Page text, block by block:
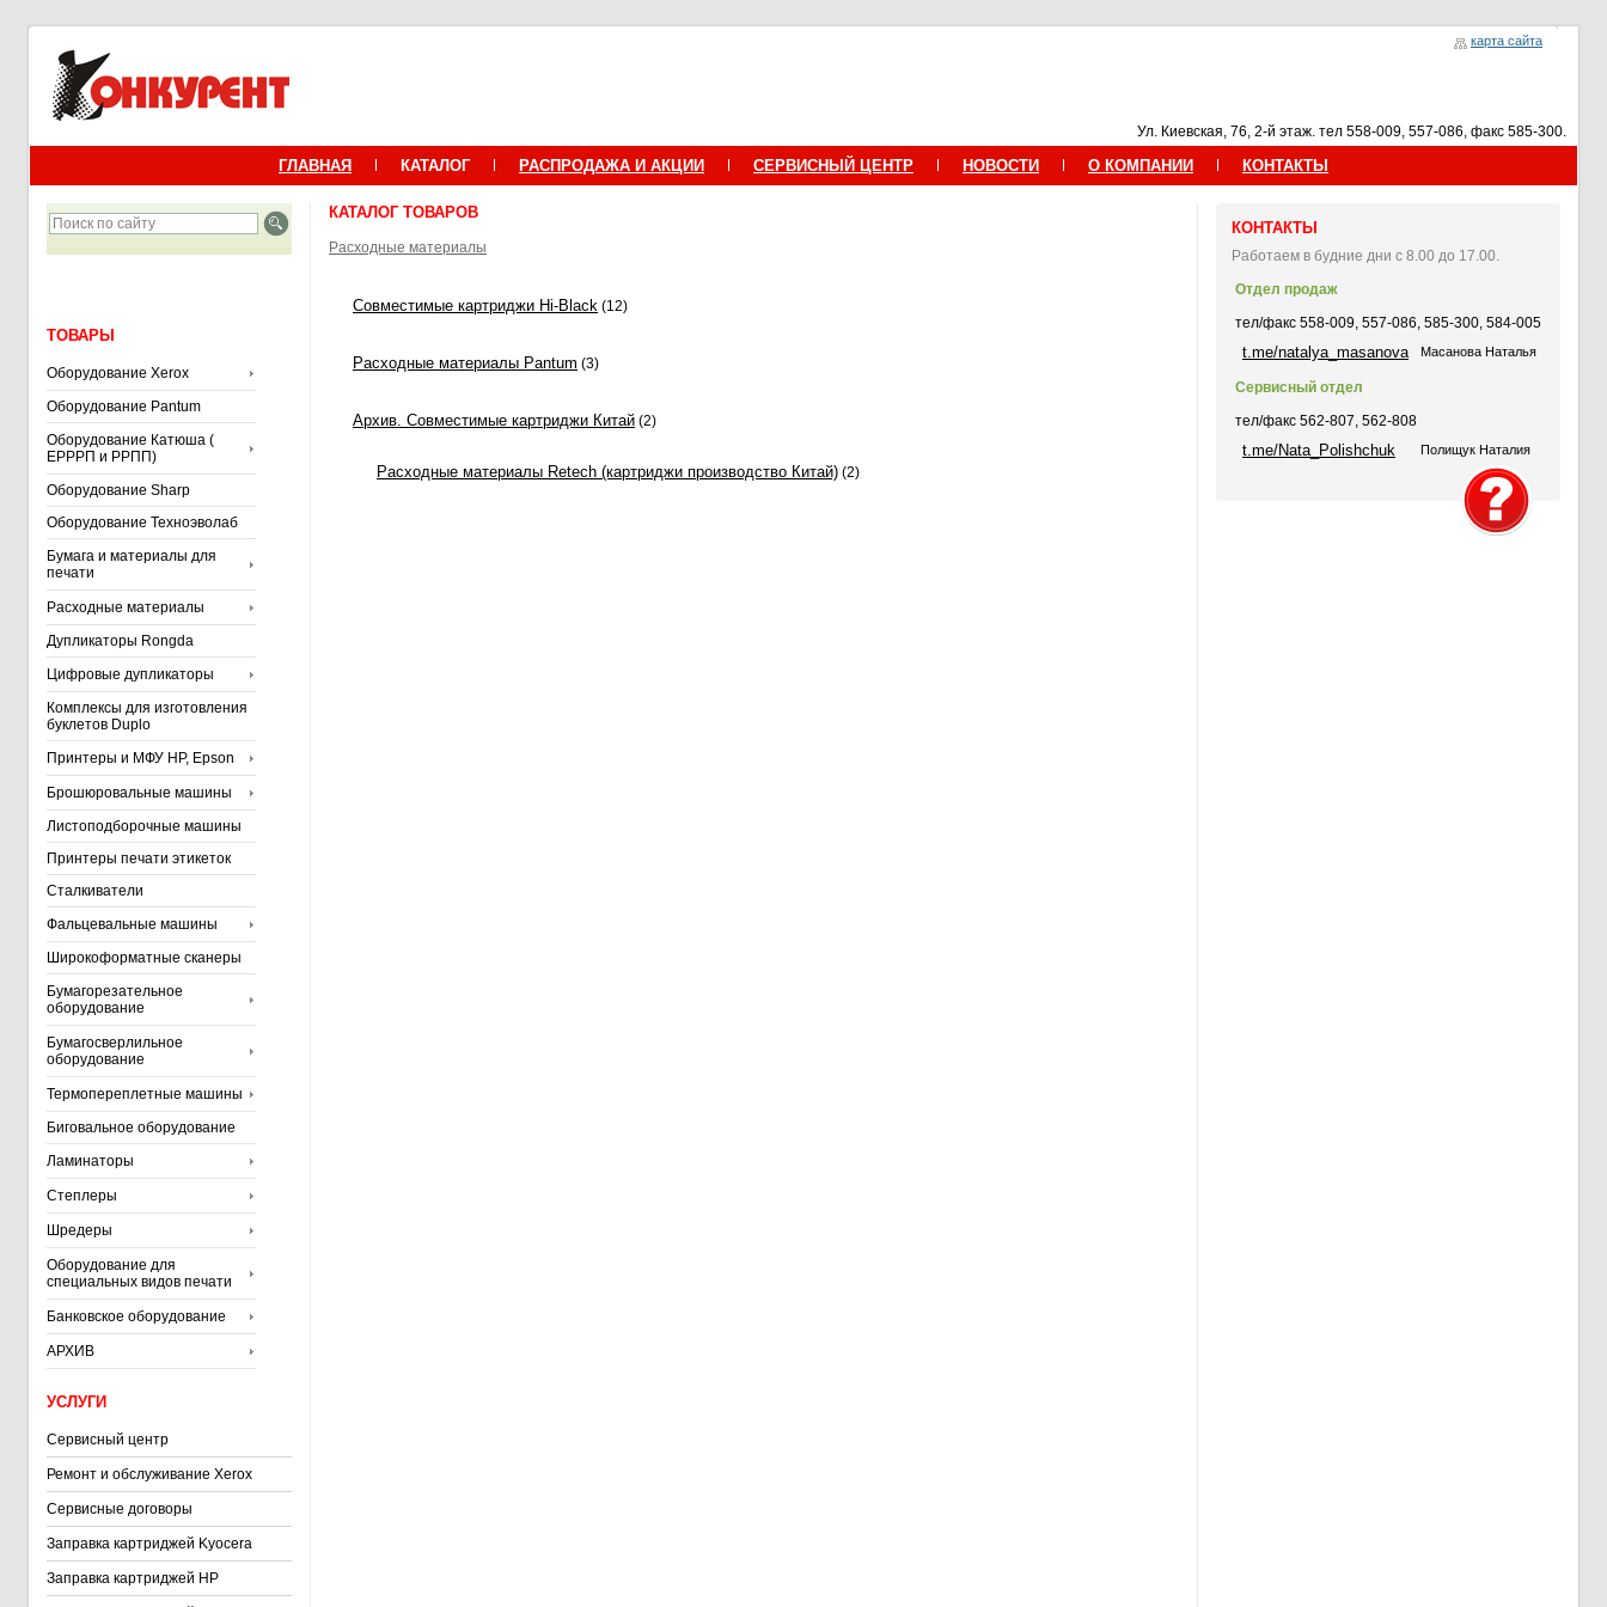
карта сайта
Ул. Киевская, 76, 2-й этаж. тел 558-009, 557-086, факс 585-300.
ГЛАВНАЯ КАТАЛОГ РАСПРОДАЖА И АКЦИИ СЕРВИСНЫЙ ЦЕНТР НОВОСТИ О КОМПАНИИ КОНТАКТЫ
ТОВАРЫ
Оборудование Xerox
Оборудование Pantum
Оборудование Катюша (
ЕРРРП и РРПП)
Оборудование Sharp
Оборудование Техноэволаб
Бумага и материалы для
печати
Расходные материалы
Дупликаторы Rongda
Цифровые дупликаторы
Комплексы для изготовления
буклетов Duplo
Принтеры и МФУ HP, Epson
Брошюровальные машины
Листоподборочные машины
Принтеры печати этикеток
Сталкиватели
Фальцевальные машины
Широкоформатные сканеры
Бумагорезательное
оборудование
Бумагосверлильное
оборудование
Термопереплетные машины
Биговальное оборудование
Ламинаторы
Степлеры
Шредеры
Оборудование для
специальных видов печати
Банковское оборудование
АРХИВ
УСЛУГИ
Сервисный центр
Ремонт и обслуживание Xerox
Сервисные договоры
Заправка картриджей Kyocera
Заправка картриджей HP
КАТАЛОГ ТОВАРОВ
Расходные материалы
Совместимые картриджи Hi-Black (12)
Расходные материалы Pantum (3)
Архив. Совместимые картриджи Китай (2)
Расходные материалы Retech (картриджи производство Китай) (2)
КОНТАКТЫ
Работаем в будние дни с 8.00 до 17.00.
Отдел продаж
тел/факс 558-009, 557-086, 585-300, 584-005
t.me/natalya_masanova Масанова Наталья
Сервисный отдел
тел/факс 562-807, 562-808
t.me/Nata_Polishchuk Полищук Наталия